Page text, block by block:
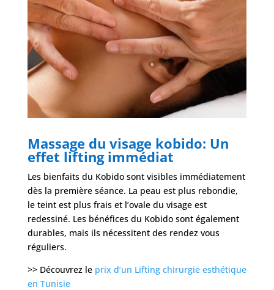
Massage du visage kobido: Un
effet lifting immédiat
Les bienfaits du Kobido sont visibles immédiatement
dès la première séance. La peau est plus rebondie,
le teint est plus frais et l’ovale du visage est
redessiné. Les bénéfices du Kobido sont également
durables, mais ils nécessitent des rendez vous
réguliers.
>> Découvrez le prix d’un Lifting chirurgie esthétique
en Tunisie